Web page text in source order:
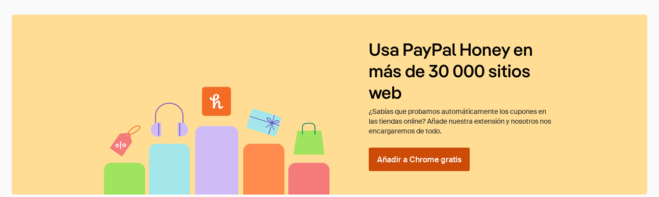
Usa PayPal Honey en
más de 30 000 sitios
web
¿Sabías que probamos automáticamente los cupones en
las tiendas online? Añade nuestra extensión y nosotros nos
encargaremos de todo.
Añadir a Chrome gratis